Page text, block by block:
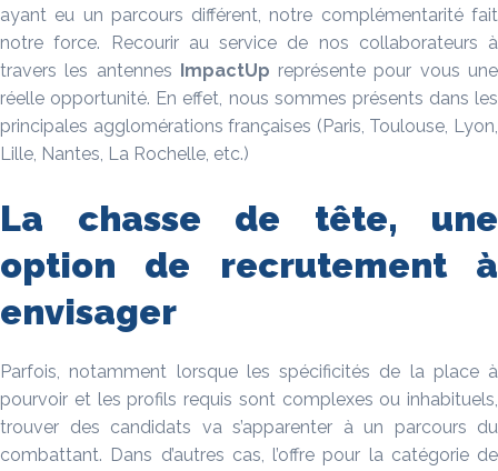
ayant eu un parcours différent, notre complémentarité fait
notre force. Recourir au service de nos collaborateurs à
travers les antennes
ImpactUp représente pour vous une
réelle opportunité. En effet, nous sommes présents dans les
principales agglomérations françaises (Paris, Toulouse, Lyon,
Lille, Nantes, La Rochelle, etc.)
La chasse de tête, une
option de recrutement à
envisager
Parfois, notamment lorsque les spécificités de la place à
pourvoir et les profils requis sont complexes ou inhabituels,
trouver des candidats va s’apparenter à un parcours du
combattant. Dans d’autres cas, l’offre pour la catégorie de